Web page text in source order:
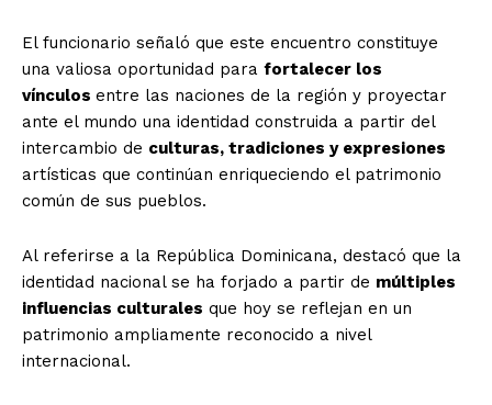
El funcionario señaló que este encuentro constituye
una valiosa oportunidad para fortalecer los
vínculos entre las naciones de la región y proyectar
ante el mundo una identidad construida a partir del
intercambio de culturas, tradiciones y expresiones
artísticas que continúan enriqueciendo el patrimonio
común de sus pueblos.
Al referirse a la República Dominicana, destacó que la
identidad nacional se ha forjado a partir de múltiples
influencias culturales que hoy se reflejan en un
patrimonio ampliamente reconocido a nivel
internacional.